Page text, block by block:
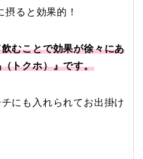
摂ると効果的！
むことで効果が徐々にあ
トクホ）』です。
にも入れられてお出掛け